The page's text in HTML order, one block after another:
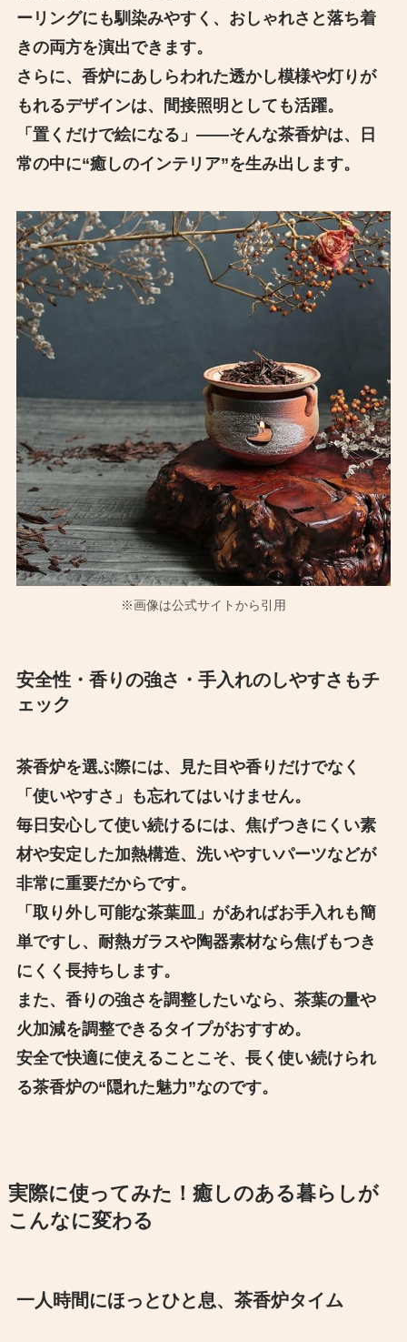
ーリングにも馴染みやすく、おしゃれさと落ち着
きの両方を演出できます。
さらに、香炉にあしらわれた透かし模様や灯りが
もれるデザインは、間接照明としても活躍。
「置くだけで絵になる」――そんな茶香炉は、日
常の中に“癒しのインテリア”を生み出します。
※画像は公式サイトから引用
安全性・香りの強さ・手入れのしやすさもチ
ェック
茶香炉を選ぶ際には、見た目や香りだけでなく
「使いやすさ」も忘れてはいけません。
毎日安心して使い続けるには、焦げつきにくい素
材や安定した加熱構造、洗いやすいパーツなどが
非常に重要だからです。
「取り外し可能な茶葉皿」があればお手入れも簡
単ですし、耐熱ガラスや陶器素材なら焦げもつき
にくく長持ちします。
また、香りの強さを調整したいなら、茶葉の量や
火加減を調整できるタイプがおすすめ。
安全で快適に使えることこそ、長く使い続けられ
る茶香炉の“隠れた魅力”なのです。
実際に使ってみた！癒しのある暮らしが
こんなに変わる
一人時間にほっとひと息、茶香炉タイム